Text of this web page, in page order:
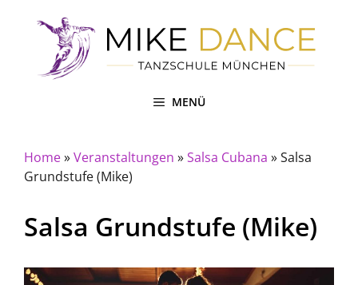
MENÜ
Home»Veranstaltungen »Salsa Cubana »Salsa
Grundstufe (Mike)
Salsa Grundstufe (Mike)